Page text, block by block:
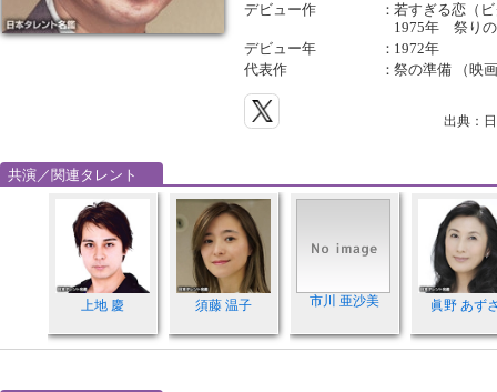
デビュー作
：若すぎる恋（
1975年 祭りの
デビュー年
： 1972年
代表作
：祭の準備 （映
出典：
共演／関連タレント
上地 慶 須藤 温子 市川 亜沙美 眞野 あず